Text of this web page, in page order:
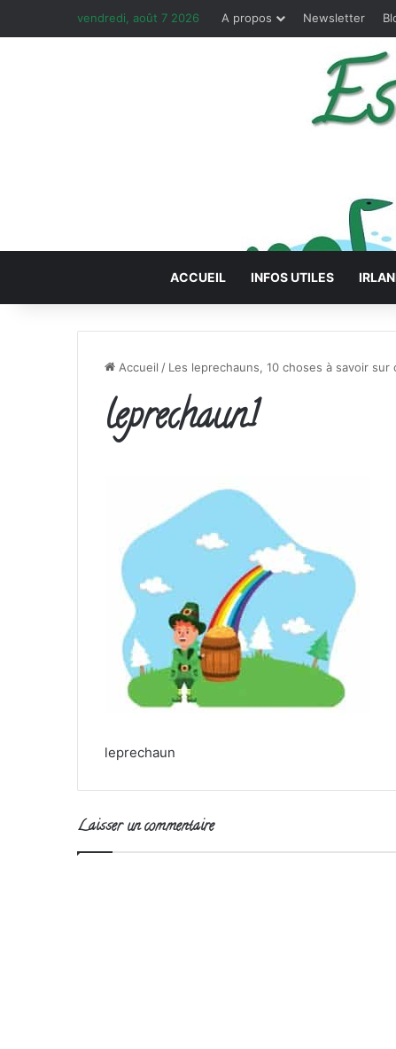
vendredi, août 7 2026 A propos Newsletter
ACCUEIL INFOS UTILES
Accueil / Les leprechauns, 10 choses à savoir sur
leprechaun1
leprechaun
Laisser un commentaire